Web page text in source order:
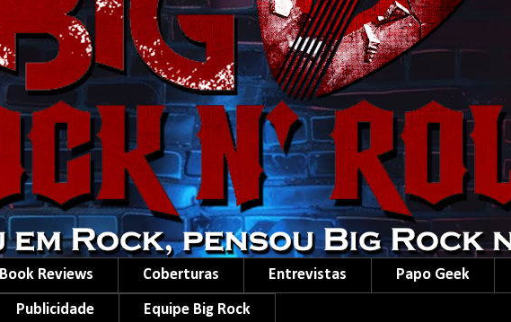
Book Reviews Coberturas Entrevistas Papo Geek
Publicidade Equipe Big Rock